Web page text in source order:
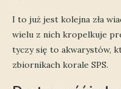
I to już jest kolejna zła
wielu z nich kropelkuje
tyczy się to akwarystów,
zbiornikach korale SPS.